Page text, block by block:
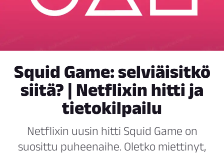
Squid Game: selviäisitkö
siitä? | Netflixin hitti ja
tietokilpailu
Netflixin uusin hitti Squid Game on
suosittu puheenaihe. Oletko miettinyt,